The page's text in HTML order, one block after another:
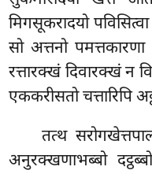
मिगसूकरादयो
सो अत्तनो
रत्तारक्खं दिवारक्खं न
एककरीसतो चत्तारिपि
तत्थ
अनुरक्खणाभब्बो